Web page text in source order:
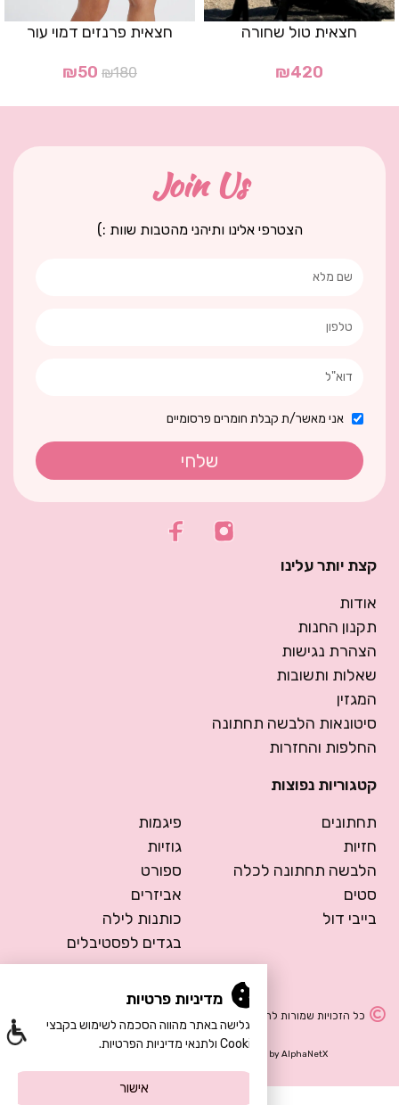
חצאית טול שחורה
₪420
חצאית פרנזים דמוי עור
₪180
₪50
Join Us
הצטרפי אלינו ותיהני מהטבות שוות :)
אני מאשר/ת קבלת חומרים פרסומיים
שלחי
קצת יותר עלינו
אודות
תקנון החנות
הצהרת נגישות
שאלות ותשובות
המגזין
סיטונאות הלבשה תחתונה
החלפות והחזרות
קטגוריות נפוצות
תחתונים
חזיות
הלבשה תחתונה לכלה
סטים
בייבי דול
פיגמות
גוזיות
ספורט
אביזרים
כותנות לילה
בגדים לפסטיבלים
כל הזכויות שמורות להרמוסה – הלבשה תחתונה
Development byAlphaNetX
מדיניות פרטיות
הגלישה באתר מהווה הסכמה לשימוש בקבצי
Cookie ולתנאי מדיניות הפרטיות.
אישור